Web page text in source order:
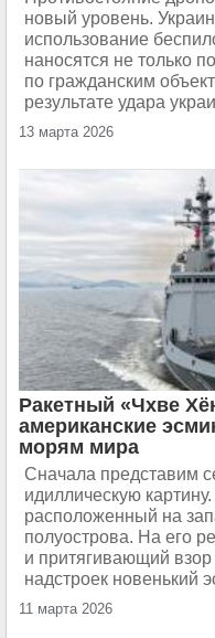
новый уровень.
использование
наносятся не только
по гражданским
результате удара
13 марта 2026
Ракетный «Чхве
американские
морям мира
Сначала представим
идиллическую
расположенный на
полуострова. На его
и притягивающий
надстроек новенький
11 марта 2026